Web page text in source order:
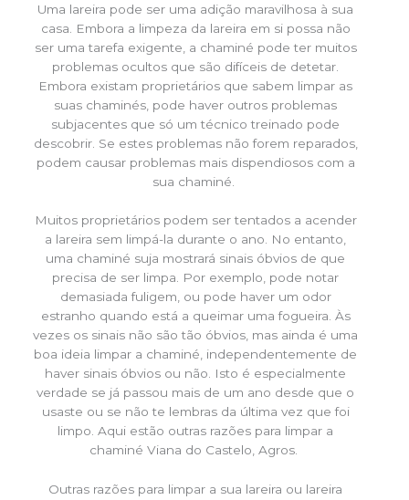
Uma lareira pode ser uma adição maravilhosa à sua
casa. Embora a limpeza da lareira em si possa não
ser uma tarefa exigente, a chaminé pode ter muitos
problemas ocultos que são difíceis de detetar.
Embora existam proprietários que sabem limpar as
suas chaminés, pode haver outros problemas
subjacentes que só um técnico treinado pode
descobrir. Se estes problemas não forem reparados,
podem causar problemas mais dispendiosos com a
sua chaminé.
Muitos proprietários podem ser tentados a acender
a lareira sem limpá-la durante o ano. No entanto,
uma chaminé suja mostrará sinais óbvios de que
precisa de ser limpa. Por exemplo, pode notar
demasiada fuligem, ou pode haver um odor
estranho quando está a queimar uma fogueira. Às
vezes os sinais não são tão óbvios, mas ainda é uma
boa ideia limpar a chaminé, independentemente de
haver sinais óbvios ou não. Isto é especialmente
verdade se já passou mais de um ano desde que o
usaste ou se não te lembras da última vez que foi
limpo. Aqui estão outras razões para limpar a
chaminé Viana do Castelo, Agros.
Outras razões para limpar a sua lareira ou lareira